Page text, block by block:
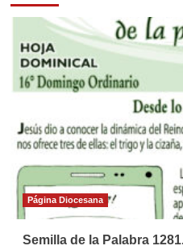
Página Diocesana
Semilla de la Palabra